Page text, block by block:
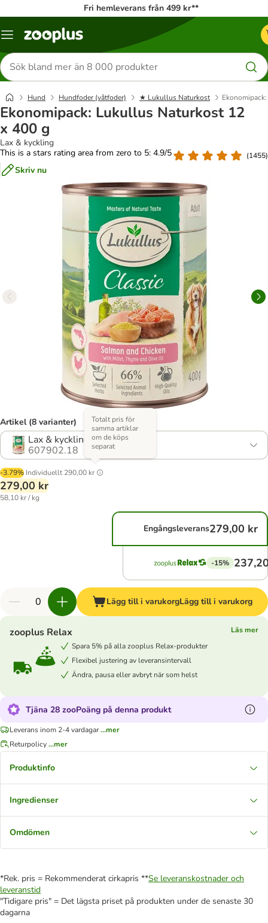
Fri hemleverans från 499 kr**
Katalogmeny
Sök
efter
produkter
Hund Hundfoder (våtfoder) ★ Lukullus Naturkost
Ekonomipack: Lukullus Naturkost 12
x 400 g
Lax & kyckling
This is a stars rating area from zero to 5: 4.9/5
(1455)
Skriv nu
Artikel (8 varianter)
Lax & kyckling
607902.18
-3.79% Individuellt 290,00 kr
Totalt pris för
samma artiklar
om de köps
separat
279,00 kr
58,10 kr / kg
Engångsleverans279,00 kr
-15%
Lägg till i varukorgLägg till i varukorg
zooplus Relax
Läs mer
Spara 5% på alla zooplus Relax-produkter
Flexibel justering av leveransintervall
Ändra, pausa eller avbryt när som helst
Tjäna 28 zooPoäng på denna produkt
Leverans inom 2-4 vardagar...mer
Returpolicy...mer
Produktinfo
Ingredienser
Omdömen
*Rek. pris = Rekommenderat cirkapris **Se leveranskostnader och
leveranstid
"Tidigare pris" = Det lägsta priset på produkten under de senaste 30
dagarna